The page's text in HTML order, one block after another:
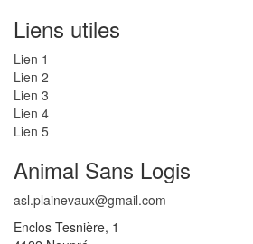
Liens utiles
Lien 1
Lien 2
Lien 3
Lien 4
Lien 5
Animal Sans Logis
asl.plainevaux@gmail.com
Enclos Tesnière, 1